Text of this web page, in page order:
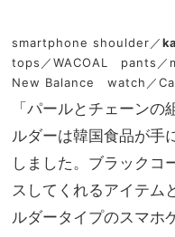
smartphone shoulder／
tops／WACOAL pants
New Balance watch／
「パールとチェーン
ルダーは韓国食品が手
しました。ブラックコ
スしてくれるアイテム
ルダータイプのスマホ